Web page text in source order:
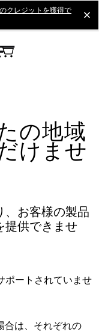
クレジットを獲得で
の地域
けませ
、お客様の製品
提供できませ
ポートされていませ
合は、それぞれの